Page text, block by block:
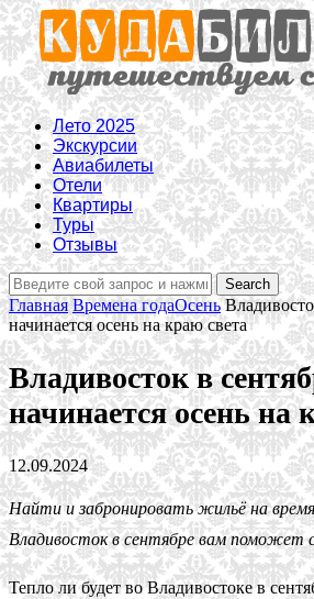
Лето 2025
Экскурсии
Авиабилеты
Отели
Квартиры
Туры
Отзывы
Главная Времена годаОсень
начинается осень на краю света
Владивосток в
начинается осень на
12.09.2024
Найти и забронировать жильё на время
Владивосток в сентябре вам поможет
Тепло ли будет во Владивостоке в